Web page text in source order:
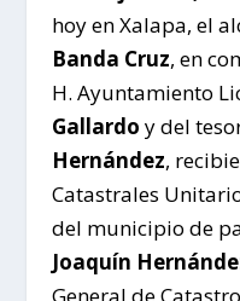
hoy en Xalapa, el
Banda Cruz, en
H. Ayuntamiento
Gallardo y del
Hernández,
Catastrales
del municipio de
Joaquín
General de